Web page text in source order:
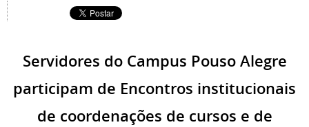
Servidores do Campus Pouso Alegre
participam de Encontros institucionais
de coordenações de cursos e de